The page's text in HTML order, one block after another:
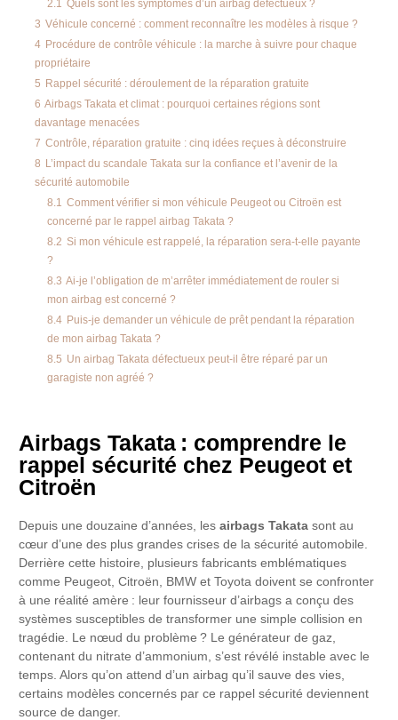
2.1 Quels sont les symptômes d’un airbag défectueux ?
3 Véhicule concerné : comment reconnaître les modèles à risque ?
4 Procédure de contrôle véhicule : la marche à suivre pour chaque
propriétaire
5 Rappel sécurité : déroulement de la réparation gratuite
6 Airbags Takata et climat : pourquoi certaines régions sont
davantage menacées
7 Contrôle, réparation gratuite : cinq idées reçues à déconstruire
8 L’impact du scandale Takata sur la confiance et l’avenir de la
sécurité automobile
8.1 Comment vérifier si mon véhicule Peugeot ou Citroën est
concerné par le rappel airbag Takata ?
8.2 Si mon véhicule est rappelé, la réparation sera-t-elle payante
?
8.3 Ai-je l’obligation de m’arrêter immédiatement de rouler si
mon airbag est concerné ?
8.4 Puis-je demander un véhicule de prêt pendant la réparation
de mon airbag Takata ?
8.5 Un airbag Takata défectueux peut-il être réparé par un
garagiste non agréé ?
Airbags Takata : comprendre le
rappel sécurité chez Peugeot et
Citroën
Depuis une douzaine d’années, lesairbags Takata sont au
cœur d’une des plus grandes crises de la sécurité automobile.
Derrière cette histoire, plusieurs fabricants emblématiques
comme Peugeot, Citroën, BMW et Toyota doivent se confronter
à une réalité amère : leur fournisseur d’airbags a conçu des
systèmes susceptibles de transformer une simple collision en
tragédie. Le nœud du problème ? Le générateur de gaz,
contenant du nitrate d’ammonium, s’est révélé instable avec le
temps. Alors qu’on attend d’un airbag qu’il sauve des vies,
certains modèles concernés par ce rappel sécurité deviennent
source de danger.